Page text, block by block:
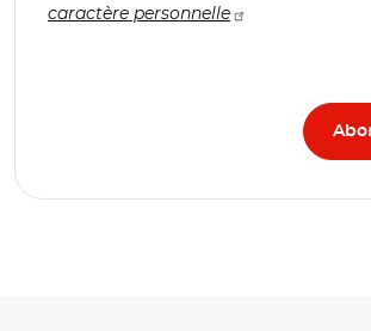
caractère personnelle